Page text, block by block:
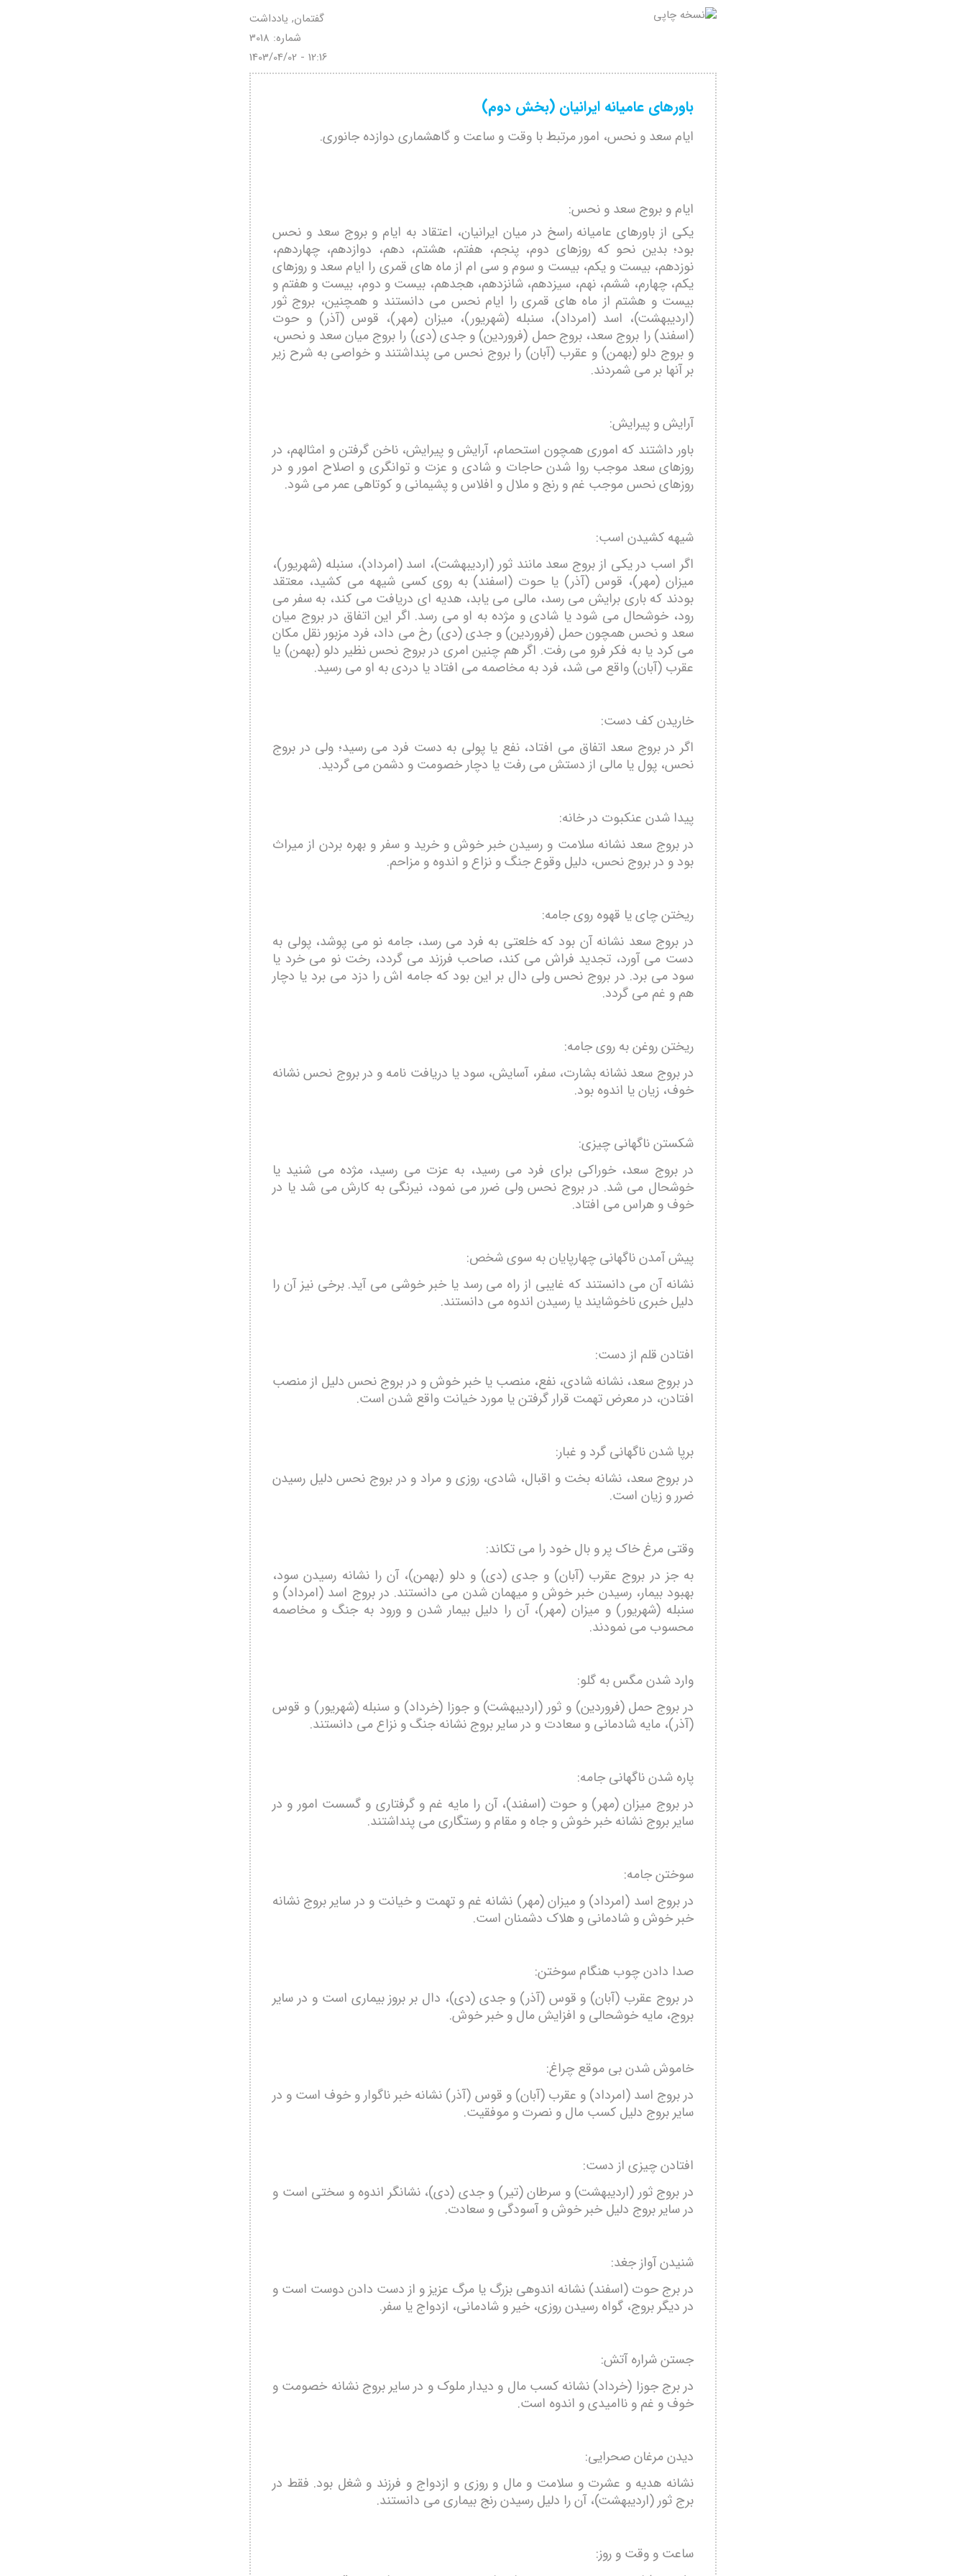
گفتمان, یادداشت
شماره: 3018
1403/04/02 - 12:16
باورهای عامیانه ایرانیان (بخش دوم)
ایام سعد و نحس، امور مرتبط با وقت و ساعت و گاهشماری دوازده جانوری.
ایام و بروج سعد و نحس:
یکی از باورهای عامیانه راسخ در میان ایرانیان، اعتقاد به ایام و بروج سعد و نحس
بود؛ بدین نحو که روزهای دوم، پنجم، هفتم، هشتم، دهم، دوازدهم، چهاردهم،
نوزدهم، بیست و یکم، بیست و سوم و سی ام از ماه های قمری را ایام سعد و روزهای
یکم، چهارم، ششم، نهم، سیزدهم، شانزدهم، هجدهم، بیست و دوم، بیست و هفتم و
بیست و هشتم از ماه های قمری را ایام نحس می دانستند و همچنین، بروج ثور
(اردیبهشت)، اسد (امرداد)، سنبله (شهریور)، میزان (مهر)، قوس (آذر) و حوت
(اسفند) را بروج سعد، بروج حمل (فروردین) و جدی (دی) را بروج میان سعد و نحس،
و بروج دلو (بهمن) و عقرب (آبان) را بروج نحس می پنداشتند و خواصی به شرح زیر
بر آنها بر می شمردند.
آرایش و پیرایش:
باور داشتند که اموری همچون استحمام، آرایش و پیرایش، ناخن گرفتن و امثالهم، در
روزهای سعد موجب روا شدن حاجات و شادی و عزت و توانگری و اصلاح امور و در
روزهای نحس موجب غم و رنج و ملال و افلاس و پشیمانی و کوتاهی عمر می شود.
شیهه کشیدن اسب:
اگر اسب در یکی از بروج سعد مانند ثور (اردیبهشت)، اسد (امرداد)، سنبله (شهریور)،
میزان (مهر)، قوس (آذر) یا حوت (اسفند) به روی کسی شیهه می کشید، معتقد
بودند که باری برایش می رسد، مالی می یابد، هدیه ای دریافت می کند، به سفر می
رود، خوشحال می شود یا شادی و مژده به او می رسد. اگر این اتفاق در بروج میان
سعد و نحس همچون حمل (فروردین) و جدی (دی) رخ می داد، فرد مزبور نقل مکان
می کرد یا به فکر فرو می رفت. اگر هم چنین امری در بروج نحس نظیر دلو (بهمن) یا
عقرب (آبان) واقع می شد، فرد به مخاصمه می افتاد یا دردی به او می رسید.
خاریدن کف دست:
اگر در بروج سعد اتفاق می افتاد، نفع یا پولی به دست فرد می رسید؛ ولی در بروج
نحس، پول یا مالی از دستش می رفت یا دچار خصومت و دشمن می گردید.
پیدا شدن عنکبوت در خانه:
در بروج سعد نشانه سلامت و رسیدن خبر خوش و خرید و سفر و بهره بردن از میراث
بود و در بروج نحس، دلیل وقوع جنگ و نزاع و اندوه و مزاحم.
ریختن چای یا قهوه روی جامه:
در بروج سعد نشانه آن بود که خلعتی به فرد می رسد، جامه نو می پوشد، پولی به
دست می آورد، تجدید فراش می کند، صاحب فرزند می گردد، رخت نو می خرد یا
سود می برد. در بروج نحس ولی دال بر این بود که جامه اش را دزد می برد یا دچار
هم و غم می گردد.
ریختن روغن به روی جامه:
در بروج سعد نشانه بشارت، سفر، آسایش، سود یا دریافت نامه و در بروج نحس نشانه
خوف، زیان یا اندوه بود.
شکستن ناگهانی چیزی:
در بروج سعد، خوراکی برای فرد می رسید، به عزت می رسید، مژده می شنید یا
خوشحال می شد. در بروج نحس ولی ضرر می نمود، نیرنگی به کارش می شد یا در
خوف و هراس می افتاد.
پیش آمدن ناگهانی چهارپایان به سوی شخص:
نشانه آن می دانستند که غایبی از راه می رسد یا خبر خوشی می آید. برخی نیز آن را
دلیل خبری ناخوشایند یا رسیدن اندوه می دانستند.
افتادن قلم از دست:
در بروج سعد، نشانه شادی، نفع، منصب یا خبر خوش و در بروج نحس دلیل از منصب
افتادن، در معرض تهمت قرار گرفتن یا مورد خیانت واقع شدن است.
برپا شدن ناگهانی گرد و غبار:
در بروج سعد، نشانه بخت و اقبال، شادی، روزی و مراد و در بروج نحس دلیل رسیدن
ضرر و زیان است.
وقتی مرغ خاک پر و بال خود را می تکاند:
به جز در بروج عقرب (آبان) و جدی (دی) و دلو (بهمن)، آن را نشانه رسیدن سود،
بهبود بیمار، رسیدن خبر خوش و میهمان شدن می دانستند. در بروج اسد (امرداد) و
سنبله (شهریور) و میزان (مهر)، آن را دلیل بیمار شدن و ورود به جنگ و مخاصمه
محسوب می نمودند.
وارد شدن مگس به گلو:
در بروج حمل (فروردین) و ثور (اردیبهشت) و جوزا (خرداد) و سنبله (شهریور) و قوس
(آذر)، مایه شادمانی و سعادت و در سایر بروج نشانه جنگ و نزاع می دانستند.
پاره شدن ناگهانی جامه:
در بروج میزان (مهر) و حوت (اسفند)، آن را مایه غم و گرفتاری و گسست امور و در
سایر بروج نشانه خبر خوش و جاه و مقام و رستگاری می پنداشتند.
سوختن جامه:
در بروج اسد (امرداد) و میزان (مهر) نشانه غم و تهمت و خیانت و در سایر بروج نشانه
خبر خوش و شادمانی و هلاک دشمنان است.
صدا دادن چوب هنگام سوختن:
در بروج عقرب (آبان) و قوس (آذر) و جدی (دی)، دال بر بروز بیماری است و در سایر
بروج، مایه خوشحالی و افزایش مال و خبر خوش.
خاموش شدن بی موقع چراغ:
در بروج اسد (امرداد) و عقرب (آبان) و قوس (آذر) نشانه خبر ناگوار و خوف است و در
سایر بروج دلیل کسب مال و نصرت و موفقیت.
افتادن چیزی از دست:
در بروج ثور (اردیبهشت) و سرطان (تیر) و جدی (دی)، نشانگر اندوه و سختی است و
در سایر بروج دلیل خبر خوش و آسودگی و سعادت.
شنیدن آواز جغد:
در برج حوت (اسفند) نشانه اندوهی بزرگ یا مرگ عزیز و از دست دادن دوست است و
در دیگر بروج، گواه رسیدن روزی، خیر و شادمانی، ازدواج یا سفر.
جستن شراره آتش:
در برج جوزا (خرداد) نشانه کسب مال و دیدار ملوک و در سایر بروج نشانه خصومت و
خوف و غم و ناامیدی و اندوه است.
دیدن مرغان صحرایی:
نشانه هدیه و عشرت و سلامت و مال و روزی و ازدواج و فرزند و شغل بود. فقط در
برج ثور (اردیبهشت)، آن را دلیل رسیدن رنج بیماری می دانستند.
ساعت و وقت و روز: